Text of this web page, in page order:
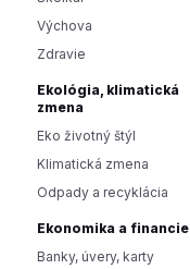
Výchova
Zdravie
Ekológia, klimatická
zmena
Eko životný štýl
Klimatická zmena
Odpady a recyklácia
Ekonomika a financie
Banky, úvery, karty